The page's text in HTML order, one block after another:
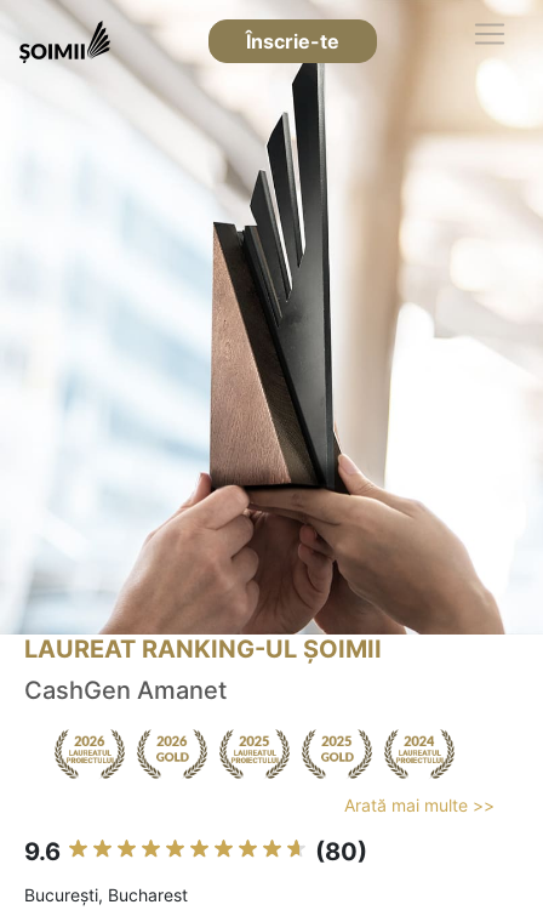
Înscrie-te
LAUREAT RANKING-UL ȘOIMII
CashGen Amanet
Arată mai multe >>
9.6 (80)
Bucureşti, Bucharest